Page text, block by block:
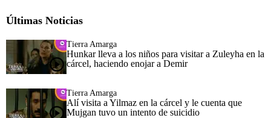
Últimas Noticias
Tierra Amarga
Hunkar lleva a los niños para visitar a Zuleyha en la
cárcel, haciendo enojar a Demir
Tierra Amarga
Alí visita a Yilmaz en la cárcel y le cuenta que
Mujgan tuvo un intento de suicidio